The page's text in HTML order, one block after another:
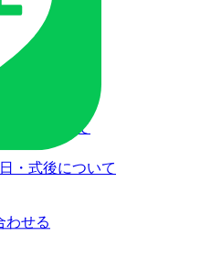
覧
基礎知識
参道について
・式後について
わせる